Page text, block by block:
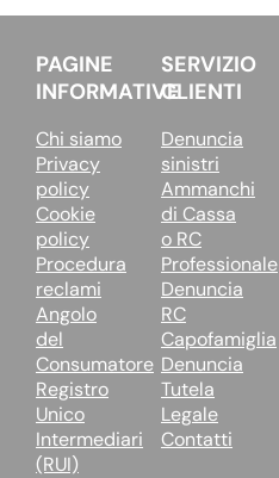
PAGINE
INFORMATIVE
Chi siamo
Privacy
policy
Cookie
policy
Procedura
reclami
Angolo
del
Consumatore
Registro
Unico
Intermediari
(RUI)
SERVIZIO
CLIENTI
Denuncia
sinistri
Ammanchi
di Cassa
o RC
Professionale
Denuncia
RC
Capofamiglia
Denuncia
Tutela
Legale
Contatti